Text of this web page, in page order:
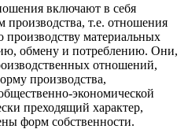
включают в себя
производства, т.е. отношения
производству материальных
обмену и потреблению. Они,
отношений,
производства,
экономической
преходящий характер,
форм собственности.